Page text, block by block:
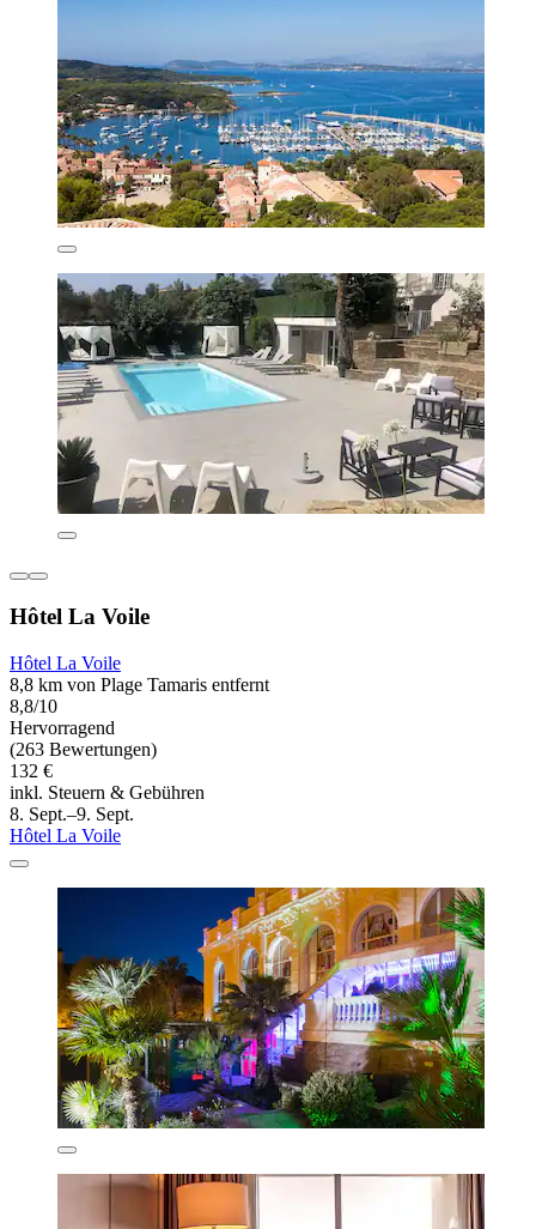
Hôtel La Voile
Hôtel La Voile
8,8 km von Plage Tamaris entfernt
8,8/10
Hervorragend
(263 Bewertungen)
132 €
inkl. Steuern & Gebühren
8. Sept.–9. Sept.
Hôtel La Voile